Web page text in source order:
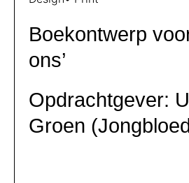
Boekontwerp
ons’
Opdrachtgever:
Groen